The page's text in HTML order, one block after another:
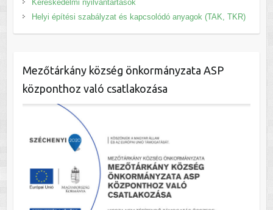
Kereskedelmi nyilvántartások
Helyi építési szabályzat és kapcsolódó anyagok (TAK, TKR)
Mezőtárkány község önkormányzata ASP
központhoz való csatlakozása